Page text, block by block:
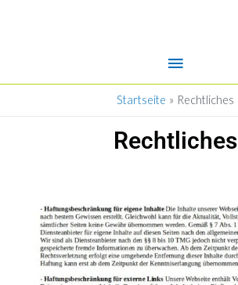
Startseite Rechtliches
Rechtliches